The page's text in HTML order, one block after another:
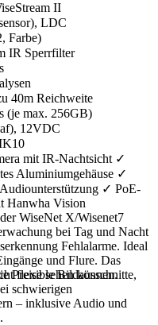
II
LDC
Farbe)
IR Sperrfilter
40m Reichweite
(je max. 256GB)
12VDC
mit IR-Nachtsicht ✓
Aluminiumgehäuse ✓
✓ PoE-
Hanwha Vision
WiseNet X/Wisenet7
bei Tag und Nacht
Fehlalarme. Ideal
und Flure. Das
flexible Bildausschnitte,
schwierigen
– inklusive Audio und
Preise sehen können.